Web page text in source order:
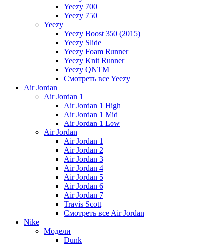
Yeezy 700
Yeezy 750
Yeezy
Yeezy Boost 350 (2015)
Yeezy Slide
Yeezy Foam Runner
Yeezy Knit Runner
Yeezy QNTM
Смотреть все Yeezy
Air Jordan
Air Jordan 1
Air Jordan 1 High
Air Jordan 1 Mid
Air Jordan 1 Low
Air Jordan
Air Jordan 1
Air Jordan 2
Air Jordan 3
Air Jordan 4
Air Jordan 5
Air Jordan 6
Air Jordan 7
Travis Scott
Смотреть все Air Jordan
Nike
Модели
Dunk